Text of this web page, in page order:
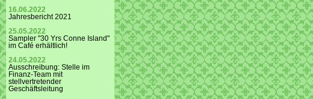
16.06.2022
Jahresbericht 2021
25.05.2022
Sampler "30 Yrs Conne Island"
im Café erhältlich!
24.05.2022
Ausschreibung: Stelle im
Finanz-Team mit
stellvertretender
Geschäftsleitung